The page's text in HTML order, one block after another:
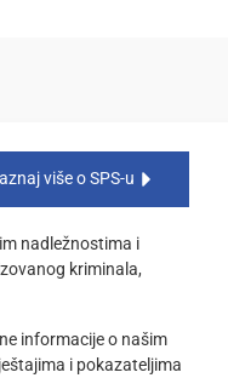
nadležnostima i
kriminala,
informacije o našim
i pokazateljima
više o SPS-u